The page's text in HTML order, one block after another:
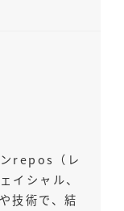
repos（レ
イシャル、
技術で、結